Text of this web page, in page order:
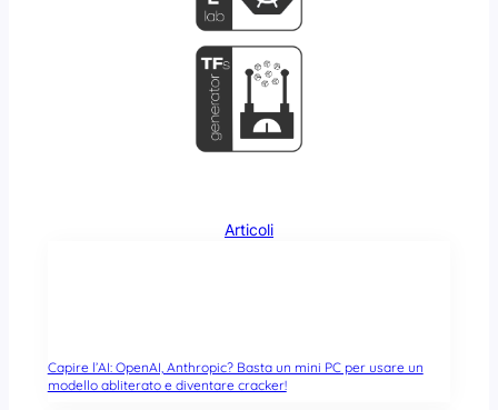
Articoli
Capire l’AI: OpenAI, Anthropic? Basta un mini PC per usare un
modello abliterato e diventare cracker!